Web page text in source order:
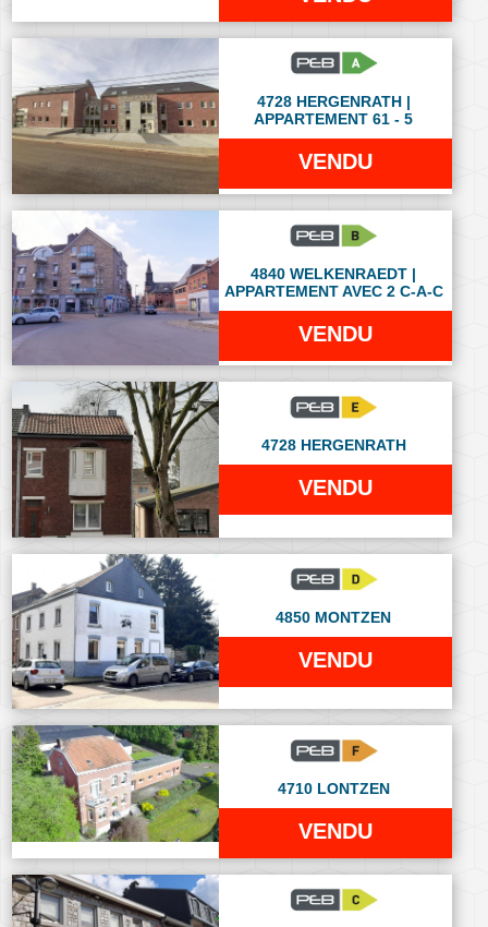
4728 HERGENRATH |
APPARTEMENT 61 - 5
VENDU
4840 WELKENRAEDT |
APPARTEMENT AVEC 2 C-A-C
VENDU
4728 HERGENRATH
VENDU
4850 MONTZEN
VENDU
4710 LONTZEN
VENDU